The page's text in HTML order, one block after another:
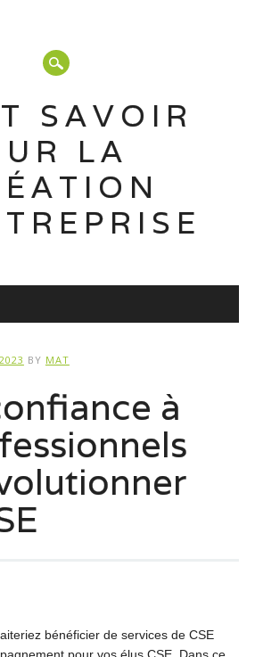
SAVOIR
LA
BY MAT
à
bénéficier de services de CSE